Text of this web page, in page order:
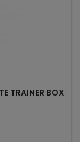
TRAINER BOX